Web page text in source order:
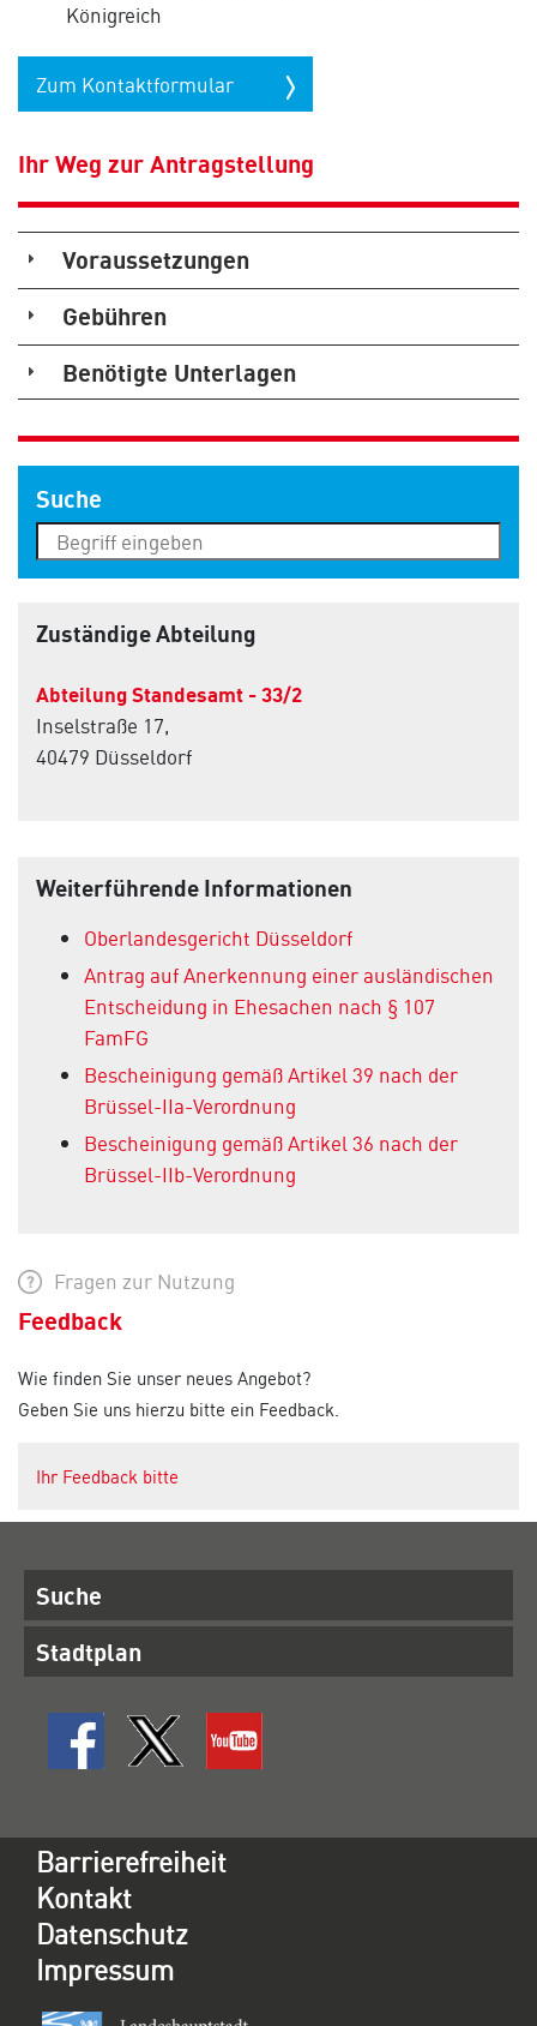
Königreich
Zum Kontaktformular
Ihr Weg zur Antragstellung
Voraussetzungen
Gebühren
Benötigte Unterlagen
Suche
Zuständige Abteilung
Abteilung Standesamt - 33/2
Inselstraße 17,
40479 Düsseldorf
Weiterführende Informationen
Oberlandesgericht Düsseldorf
Antrag auf Anerkennung einer ausländischen
Entscheidung in Ehesachen nach § 107
FamFG
Bescheinigung gemäß Artikel 39 nach der
Brüssel-IIa-Verordnung
Bescheinigung gemäß Artikel 36 nach der
Brüssel-IIb-Verordnung
Fragen zur Nutzung
Feedback
Wie finden Sie unser neues Angebot?
Geben Sie uns hierzu bitte ein Feedback.
Ihr Feedback bitte
Suche
Stadtplan
Barrierefreiheit
Kontakt
Datenschutz
Impressum